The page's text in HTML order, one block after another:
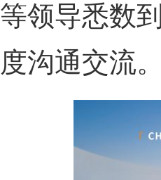
等领导悉数
度沟通交流。